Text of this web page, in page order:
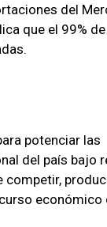
del
que el 99%
potenciar las
del país bajo
competir,
económico